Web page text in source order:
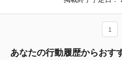
1
あなたの行動履歴からおす